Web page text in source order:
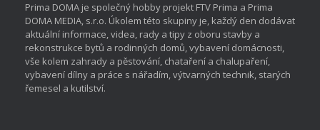
Prima DOMA je společný hobby projekt FTV Prima a Prima
DOMA MEDIA, s.r.o. Úkolem této skupiny je, každý den dodávat
aktuální informace, videa, rady a tipy z oboru stavby a
rekonstrukce bytů a rodinných domů, vybavení domácnosti,
vše kolem zahrady a pěstování, chataření a chalupaření,
vybavení dílny a práce s nářadím, výtvarných technik, starých
řemesel a kutilství.